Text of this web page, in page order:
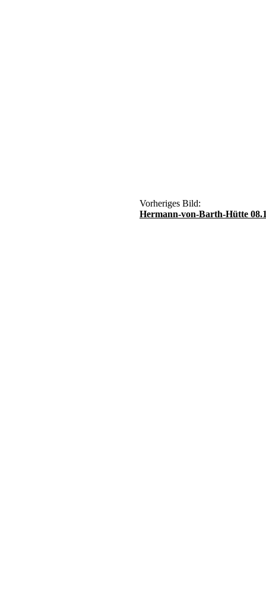
Vorheriges Bild:
Hermann-von-Barth-Hütte